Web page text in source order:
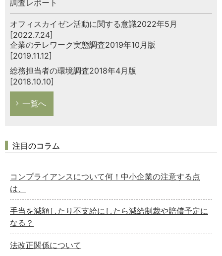
調査レポート
オフィスカイゼン活動に関する意識2022年5月
[2022.7.24]
企業のテレワーク実態調査2019年10月版
[2019.11.12]
総務担当者の環境調査2018年4月版
[2018.10.10]
一覧へ
注目のコラム
コンプライアンスについて何！中小企業の注意する点
は、
手当を減額したり不支給にしたら減給制裁や賠償予定に
なる？
法改正関係について